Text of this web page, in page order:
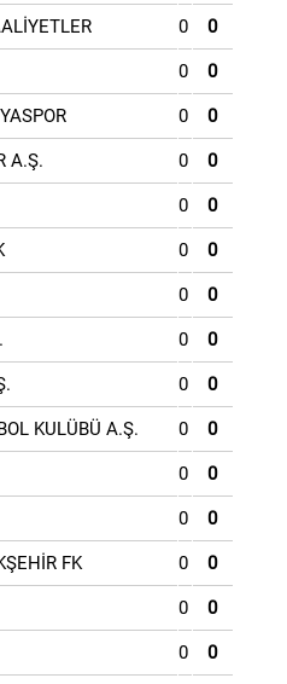
0 0
0 0
0 0
A.Ş. 0 0
0 0
0 0
0 0
0 0
0 0
KULÜBÜ A.Ş. 0 0
0 0
0 0
FK 0 0
0 0
0 0